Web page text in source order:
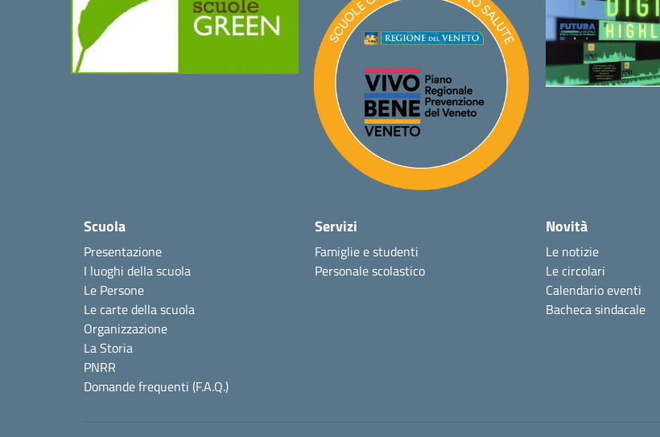
Scuola
Presentazione
I luoghi della scuola
Le Persone
Le carte della scuola
Organizzazione
La Storia
PNRR
Domande frequenti (F.A.Q.)
Servizi
Famiglie e studenti
Personale scolastico
Novità
Le notizie
Le circolari
Calendario eventi
Bacheca sindacale